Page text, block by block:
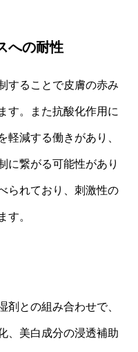
への耐性
することで皮膚の赤み
す。また抗酸化作用に
軽減する働きがあり、
に繋がる可能性があり
られており、刺激性の
す。
剤との組み合わせで、
、美白成分の浸透補助